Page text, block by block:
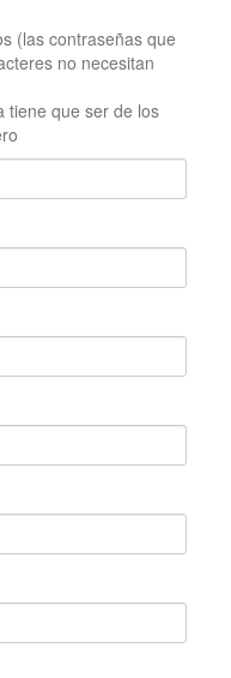
(las contraseñas que
no necesitan
tiene que ser de los